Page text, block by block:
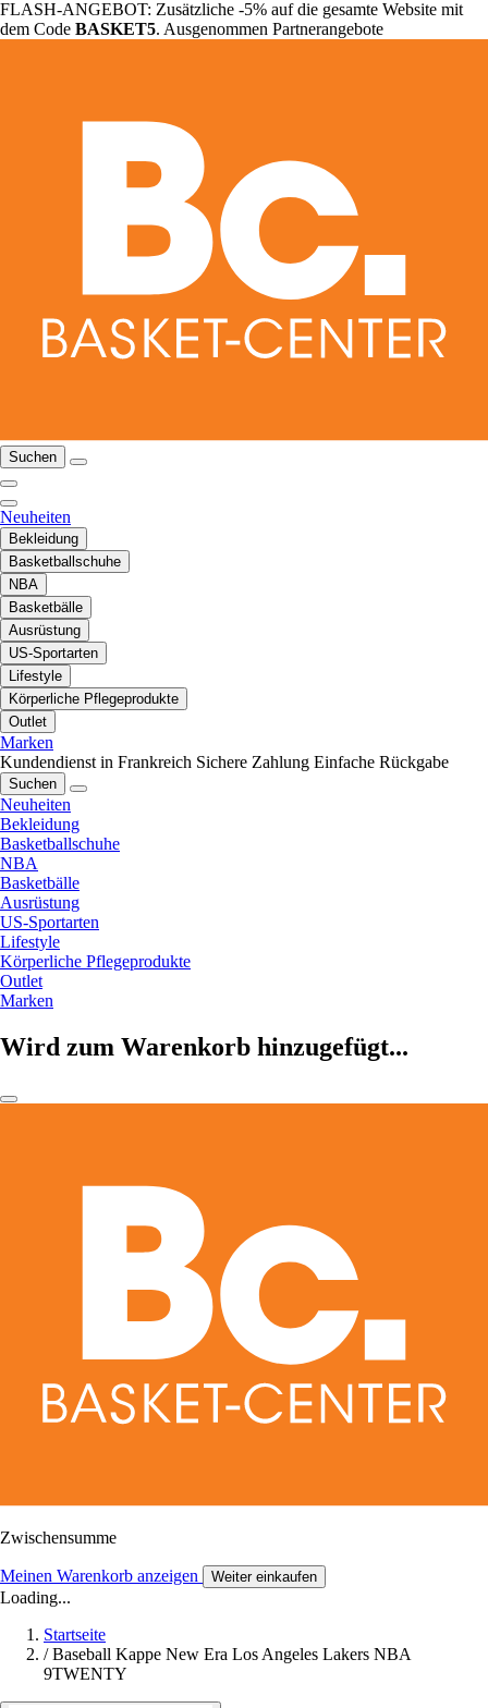
FLASH-ANGEBOT: Zusätzliche -5% auf die gesamte Website mit
dem Code BASKET5. Ausgenommen Partnerangebote
Suchen
Neuheiten
Bekleidung
Basketballschuhe
NBA
Basketbälle
Ausrüstung
US-Sportarten
Lifestyle
Körperliche Pflegeprodukte
Outlet
Marken
Kundendienst in Frankreich Sichere Zahlung Einfache Rückgabe
Suchen
Neuheiten
Bekleidung
Basketballschuhe
NBA
Basketbälle
Ausrüstung
US-Sportarten
Lifestyle
Körperliche Pflegeprodukte
Outlet
Marken
Wird zum Warenkorb hinzugefügt...
Zwischensumme
Meinen Warenkorb anzeigen Weiter einkaufen
Loading...
Startseite
/ Baseball Kappe New Era Los Angeles Lakers NBA
9TWENTY